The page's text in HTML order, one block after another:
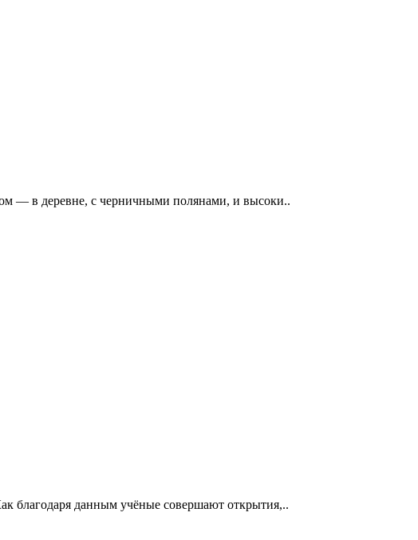
— в деревне, с черничными полянами, и высоки..
благодаря данным учёные совершают открытия,..